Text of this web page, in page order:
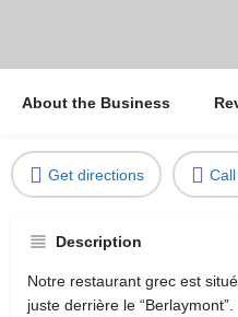
About the Business
Get directions
Description
Notre restaurant grec est
juste derrière le “Berlaymont”.